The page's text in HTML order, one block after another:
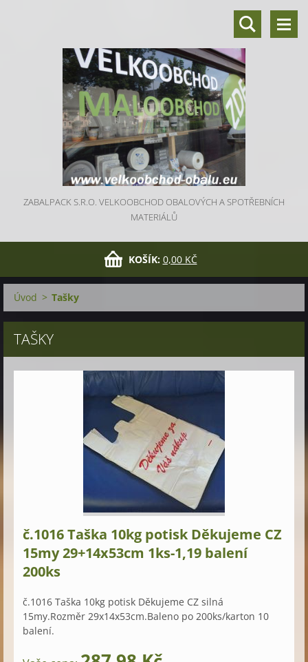
ZABALPACK S.R.O. VELKOOBCHOD OBALOVÝCH A SPOTŘEBNÍCH
MATERIÁLŮ
KOŠÍK: 0,00 KČ
Úvod > Tašky
TAŠKY
č.1016 Taška 10kg potisk Děkujeme CZ
15my 29+14x53cm 1ks-1,19 balení
200ks
č.1016 Taška 10kg potisk Děkujeme CZ silná
15my.Rozměr 29x14x53cm.Baleno po 200ks/karton 10
balení.